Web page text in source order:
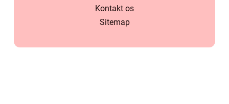
Kontakt os
Sitemap